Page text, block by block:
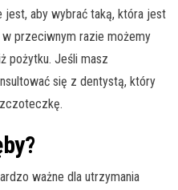
jest, aby wybrać taką, która jest
przeciwnym razie możemy
pożytku. Jeśli masz
się z dentystą, który
ważne dla utrzymania